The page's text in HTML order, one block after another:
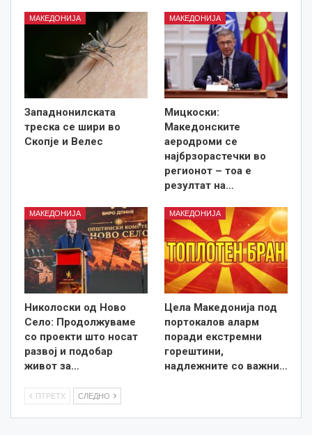
МАКЕДОНИЈА
Западнонилската
треска се шири во
Скопје и Велес
МАКЕДОНИЈА
Мицкоски:
Македонските
аеродроми се
најбрзорастечки во
регионот – тоа е
резултат на…
МАКЕДОНИЈА
Николоски од Ново
Село: Продолжуваме
со проекти што носат
развој и подобар
живот за…
МАКЕДОНИЈА
Цела Македонија под
портокалов аларм
поради екстремни
горештини,
надлежните со важни…
ПТРЕТХ СЛЕДНО